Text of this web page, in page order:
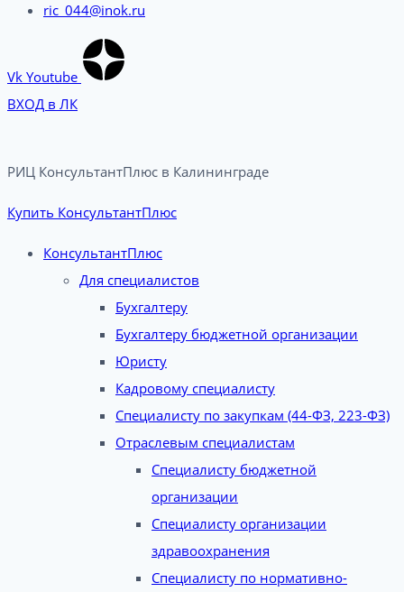
ric_044@inok.ru
Vk Youtube
ВХОД в ЛК
РИЦ КонсультантПлюс в Калининграде​
Купить КонсультантПлюс
КонсультантПлюс
Для специалистов
Бухгалтеру
Бухгалтеру бюджетной организации
Юристу
Кадровому специалисту
Специалисту по закупкам (44-ФЗ, 223-ФЗ)
Отраслевым специалистам
Специалисту бюджетной
организации
Специалисту организации
здравоохранения
Специалисту по нормативно-